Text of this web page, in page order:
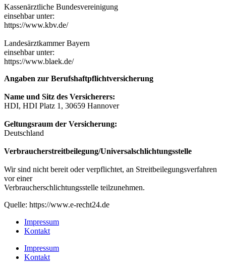
Kassenärztliche Bundesvereinigung
einsehbar unter:
https://www.kbv.de/
Landesärztkammer Bayern
einsehbar unter:
https://www.blaek.de/
Angaben zur Berufshaftpflichtversicherung
Name und Sitz des Versicherers:
HDI, HDI Platz 1, 30659 Hannover
Geltungsraum der Versicherung:
Deutschland
Verbraucherstreitbeilegung/Universalschlichtungsstelle
Wir sind nicht bereit oder verpflichtet, an Streitbeilegungsverfahren
vor einer
Verbraucherschlichtungsstelle teilzunehmen.
Quelle: https://www.e-recht24.de
Impressum
Kontakt
Impressum
Kontakt